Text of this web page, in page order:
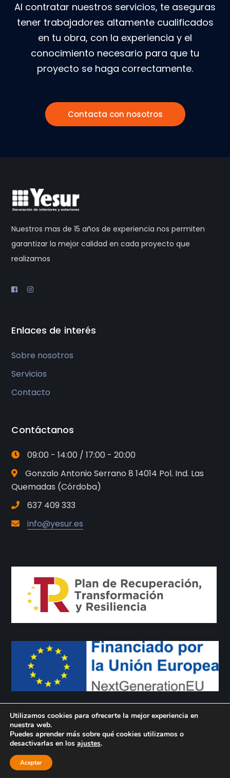
Al contratar nuestros servicios, te aseguras
tener trabajadores altamente cualificados
en tu obra, con la experiencia y el
conocimiento necesario para que tu
proyecto se haga correctamente.
Contacta con nosotros
Nuestros mas de 15 años de experiencia nos permiten
garantizar la mejor calidad en cada proyecto que
realizamos
Enlaces de interés
Sobre nosotros
Servicios
Contacto
Contáctanos
09:00 - 14:00 / 17:00 - 20:00
Gonzalo Antonio Serrano 8 14014 Pol. Ind. Las
Quemadas (Córdoba)
637 409 333
info@yesur.es
© Yesur 2023. Todos los derechos reservados.
Política de privacidad
Utilizamos cookies para ofrecerte la mejor experiencia en
nuestra web.
Puedes aprender más sobre qué cookies utilizamos o
desactivarlas en los ajustes.
Aceptar